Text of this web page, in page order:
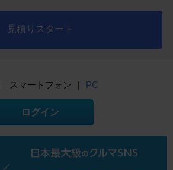
見積りスタート
スマートフォン | PC
ログイン